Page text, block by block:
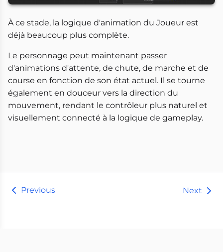
À ce stade, la logique d'animation du Joueur est
déjà beaucoup plus complète.
Le personnage peut maintenant passer
d'animations d'attente, de chute, de marche et de
course en fonction de son état actuel. Il se tourne
également en douceur vers la direction du
mouvement, rendant le contrôleur plus naturel et
visuellement connecté à la logique de gameplay.
Previous Next